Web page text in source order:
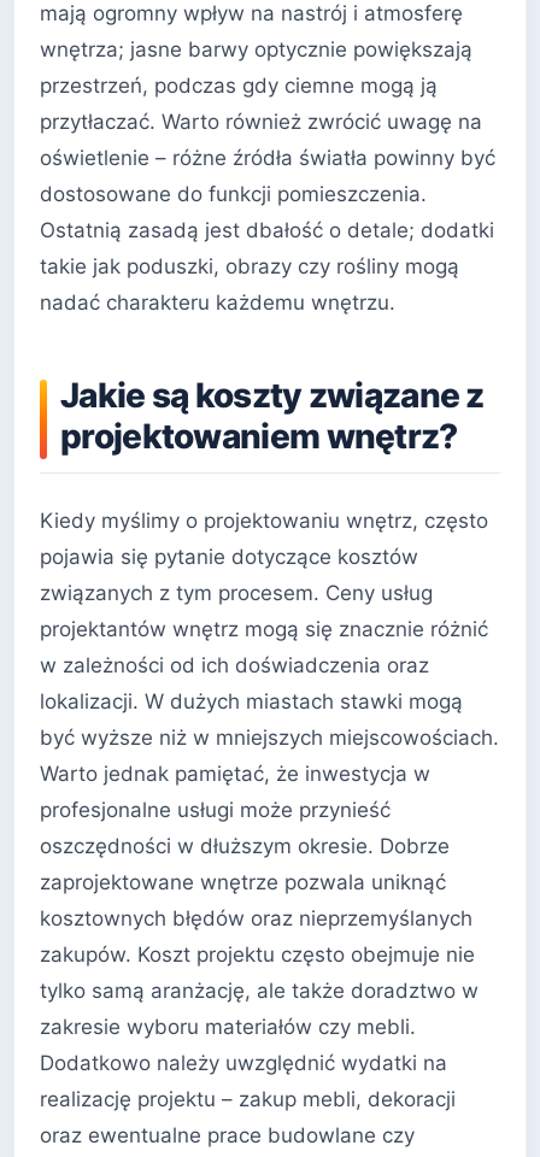
mają ogromny wpływ na nastrój i atmosferę
wnętrza; jasne barwy optycznie powiększają
przestrzeń, podczas gdy ciemne mogą ją
przytłaczać. Warto również zwrócić uwagę na
oświetlenie – różne źródła światła powinny być
dostosowane do funkcji pomieszczenia.
Ostatnią zasadą jest dbałość o detale; dodatki
takie jak poduszki, obrazy czy rośliny mogą
nadać charakteru każdemu wnętrzu.
Jakie są koszty związane z
projektowaniem wnętrz?
Kiedy myślimy o projektowaniu wnętrz, często
pojawia się pytanie dotyczące kosztów
związanych z tym procesem. Ceny usług
projektantów wnętrz mogą się znacznie różnić
w zależności od ich doświadczenia oraz
lokalizacji. W dużych miastach stawki mogą
być wyższe niż w mniejszych miejscowościach.
Warto jednak pamiętać, że inwestycja w
profesjonalne usługi może przynieść
oszczędności w dłuższym okresie. Dobrze
zaprojektowane wnętrze pozwala uniknąć
kosztownych błędów oraz nieprzemyślanych
zakupów. Koszt projektu często obejmuje nie
tylko samą aranżację, ale także doradztwo w
zakresie wyboru materiałów czy mebli.
Dodatkowo należy uwzględnić wydatki na
realizację projektu – zakup mebli, dekoracji
oraz ewentualne prace budowlane czy